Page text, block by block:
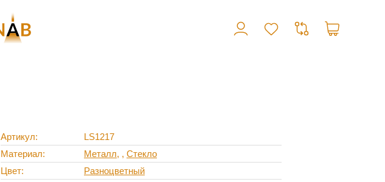
Артикул
LS1217
Материал
Металл , Стекло
Цвет
Разноцветный